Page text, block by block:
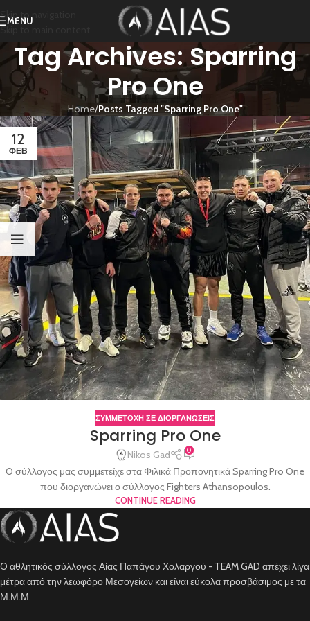
Skip to navigation
Skip to main content
MENU
Tag Archives: Sparring
Pro One
Home/Posts Tagged "Sparring Pro One"
12
ΦΕΒ
ΣΥΜΜΕΤΟΧΗ ΣΕ ΔΙΟΡΓΑΝΩΣΕΙΣ
Sparring Pro One
Nikos Gad 0
O σύλλογος μας συμμετείχε στα Φιλικά Προπονητικά Sparring Pro One
που διοργανώνει ο σύλλογος Fighters Athansopoulos.
CONTINUE READING
O αθλητικός σύλλογος Αίας Παπάγου Χολαργού - TEAM GAD απέχει λίγα
μέτρα από την λεωφόρο Μεσογείων και είναι εύκολα προσβάσιμος με τα
Μ.Μ.Μ.